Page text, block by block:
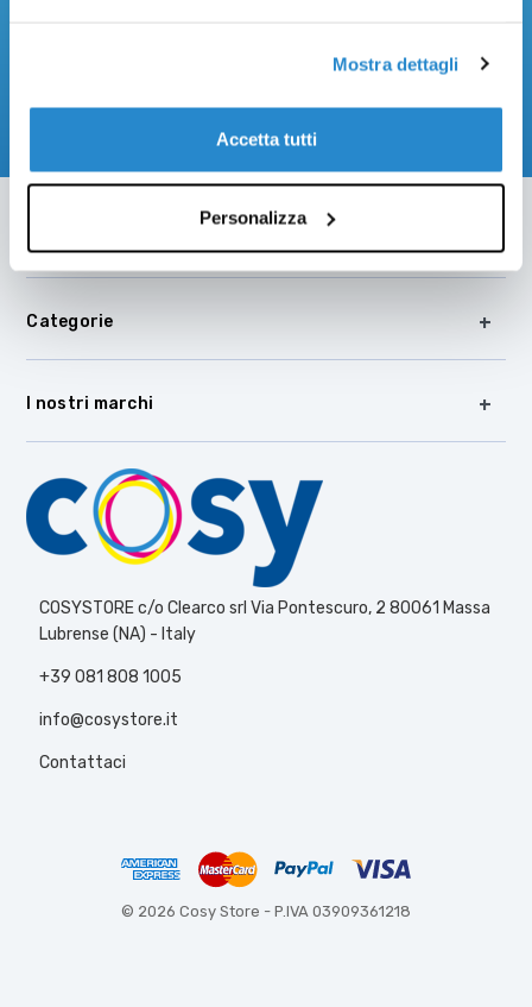
Mostra dettagli
Accetta tutti
Personalizza
Categorie
I nostri marchi
COSYSTORE c/o Clearco srl Via Pontescuro, 2 80061 Massa
Lubrense (NA) - Italy
+39 081 808 1005
info@cosystore.it
Contattaci
© 2026 Cosy Store - P.IVA 03909361218